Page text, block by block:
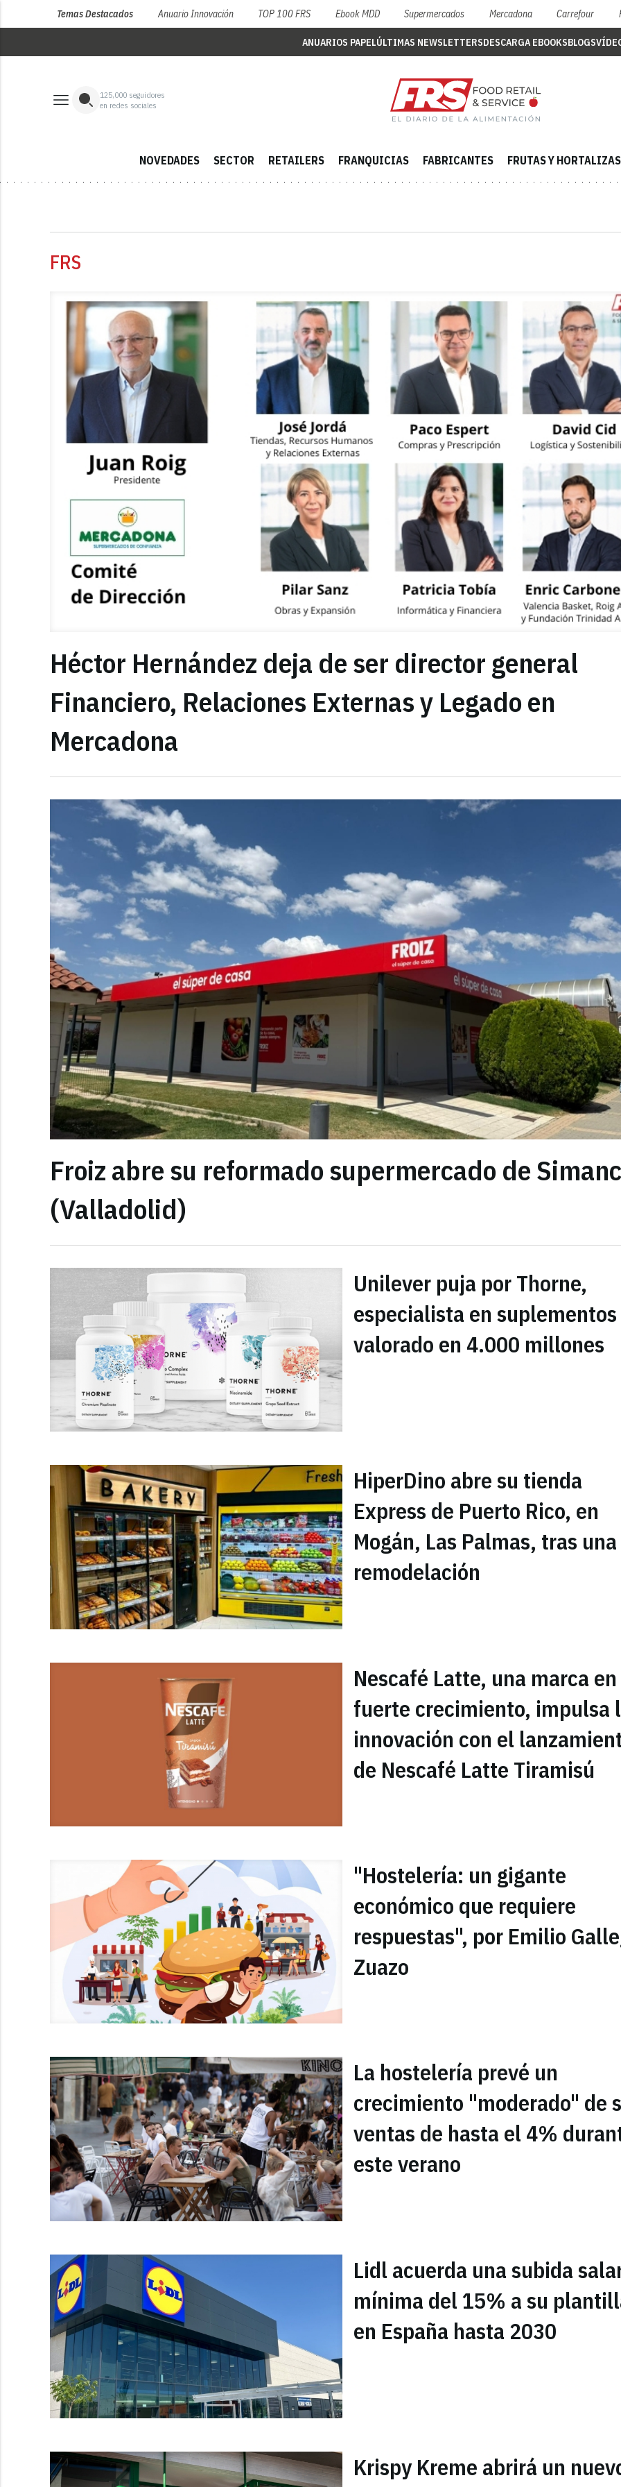
Temas Destacados Anuario Innovación TOP 100 FRS Ebook MDD Supermercados Mercadona Carrefour
ANUARIOS PAPELÚLTIMAS NEWSLETTERSDESCARGA EBOOKSBLOGS
125,000 seguidores
en redes sociales
NOVEDADES SECTOR RETAILERS FRANQUICIAS FABRICANTES FRUTAS Y HORTALIZAS
FRS
Héctor Hernández deja de ser director general
Financiero, Relaciones Externas y Legado en
Mercadona
Froiz abre su reformado supermercado de
(Valladolid)
Unilever puja por Thorne,
especialista en suplementos
valorado en 4.000 millones
HiperDino abre su tienda
Express de Puerto Rico, en
Mogán, Las Palmas, tras una
remodelación
Nescafé Latte, una marca en
fuerte crecimiento, impulsa
innovación con el
de Nescafé Latte Tiramisú
"Hostelería: un gigante
económico que requiere
respuestas", por Emilio
Zuazo
La hostelería prevé un
crecimiento "moderado" de
ventas de hasta el 4%
este verano
Lidl acuerda una subida
mínima del 15% a su
en España hasta 2030
Krispy Kreme abrirá un